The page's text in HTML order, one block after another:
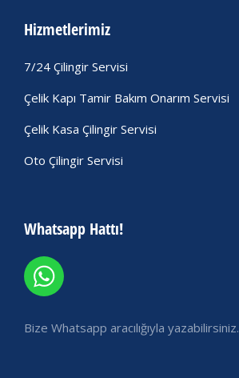
Hizmetlerimiz
7/24 Çilingir Servisi
Çelik Kapı Tamir Bakım Onarım Servisi
Çelik Kasa Çilingir Servisi
Oto Çilingir Servisi
Whatsapp Hattı!
Bize Whatsapp aracılığıyla yazabilirsiniz.